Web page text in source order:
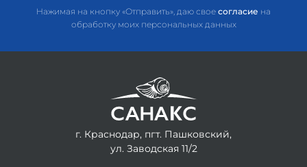
Нажимая на кнопку «Отправить», даю свое согласие на
обработку моих персональных данных
г. Краснодар, пгт. Пашковский,
ул. Заводская 11/2